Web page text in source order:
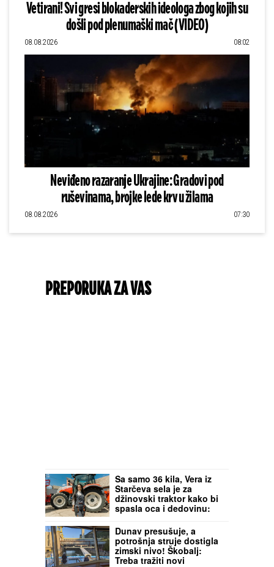
Vetirani! Svi gresi blokaderskih ideologa zbog kojih su
došli pod plenumaški mač (VIDEO)
08.08.2026 08:02
Neviđeno razaranje Ukrajine: Gradovi pod
ruševinama, brojke lede krv u žilama
08.08.2026 07:30
PREPORUKA ZA VAS
Sa samo 36 kila, Vera iz
Starčeva sela je za
džinovski traktor kako bi
spasla oca i dedovinu:
"Prozivali su me da sam
SELJANČICA KOJA JAŠE
SVINJE, a ja sam
uspešnija od 60%
muškaraca"
Dunav presušuje, a
potrošnja struje dostigla
zimski nivo! Škobalj:
Treba tražiti novi